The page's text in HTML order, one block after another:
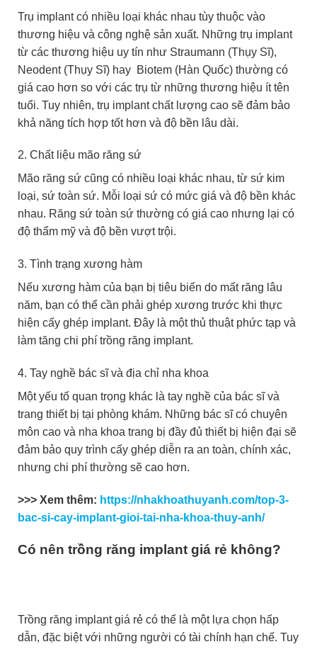
Trụ implant có nhiều loại khác nhau tùy thuộc vào
thương hiệu và công nghệ sản xuất. Những trụ implant
từ các thương hiệu uy tín như Straumann (Thụy Sĩ),
Neodent (Thụy Sĩ) hay Biotem (Hàn Quốc) thường có
giá cao hơn so với các trụ từ những thương hiệu ít tên
tuổi. Tuy nhiên, trụ implant chất lượng cao sẽ đảm bảo
khả năng tích hợp tốt hơn và độ bền lâu dài.
2. Chất liệu mão răng sứ
Mão răng sứ cũng có nhiều loại khác nhau, từ sứ kim
loại, sứ toàn sứ. Mỗi loại sứ có mức giá và độ bền khác
nhau. Răng sứ toàn sứ thường có giá cao nhưng lại có
độ thẩm mỹ và độ bền vượt trội.
3. Tình trạng xương hàm
Nếu xương hàm của bạn bị tiêu biến do mất răng lâu
năm, bạn có thể cần phải ghép xương trước khi thực
hiện cấy ghép implant. Đây là một thủ thuật phức tạp và
làm tăng chi phí trồng răng implant.
4. Tay nghề bác sĩ và địa chỉ nha khoa
Một yếu tố quan trọng khác là tay nghề của bác sĩ và
trang thiết bị tại phòng khám. Những bác sĩ có chuyên
môn cao và nha khoa trang bị đầy đủ thiết bị hiện đại sẽ
đảm bảo quy trình cấy ghép diễn ra an toàn, chính xác,
nhưng chi phí thường sẽ cao hơn.
>>> Xem thêm: https://nhakhoathuyanh.com/top-3-
bac-si-cay-implant-gioi-tai-nha-khoa-thuy-anh/
Có nên trồng răng implant giá rẻ không?
Trồng răng implant giá rẻ có thể là một lựa chọn hấp
dẫn, đặc biệt với những người có tài chính hạn chế. Tuy